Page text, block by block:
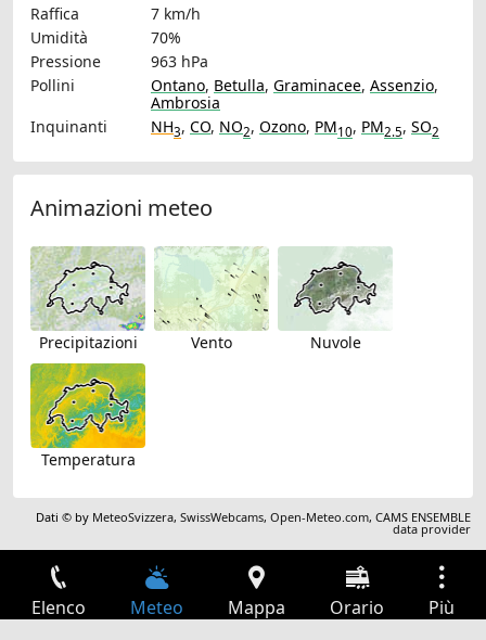
Raffica
7 km/h
Umidità
70%
Pressione
963 hPa
Pollini
Ontano, Betulla, Graminacee, Assenzio,
Ambrosia
Inquinanti
NH3, CO, NO2, Ozono, PM10, PM2.5, SO2
Animazioni meteo
Precipitazioni Vento Nuvole
Temperatura
Dati © by MeteoSvizzera,SwissWebcams,Open-Meteo.com,CAMS ENSEMBLE
data provider
Elenco Meteo Mappa Orario Più